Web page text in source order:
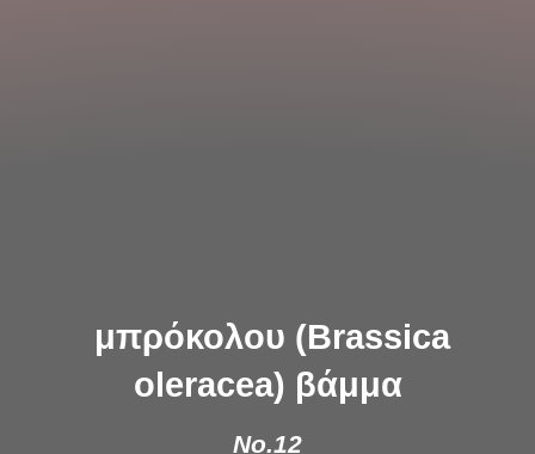
μπρόκολου (Brassica
oleracea) βάμμα
No.12